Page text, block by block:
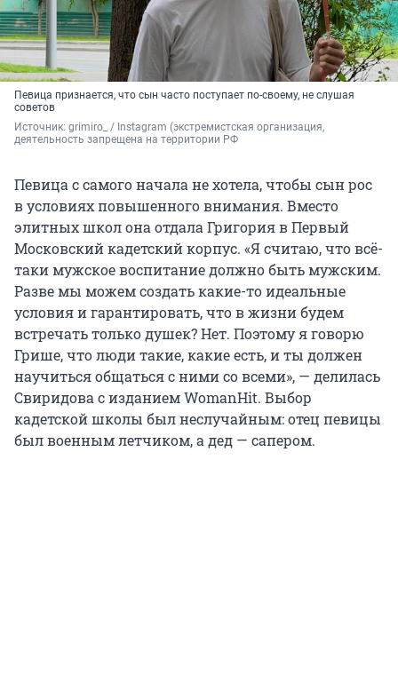
Певица признается, что сын часто поступает по-своему, не слушая
советов
Источник: grimiro_ / Instagram (экстремистская организация,
деятельность запрещена на территории РФ
Певица с самого начала не хотела, чтобы сын рос
в условиях повышенного внимания. Вместо
элитных школ она отдала Григория в Первый
Московский кадетский корпус. «Я считаю, что всё-
таки мужское воспитание должно быть мужским.
Разве мы можем создать какие-то идеальные
условия и гарантировать, что в жизни будем
встречать только душек? Нет. Поэтому я говорю
Грише, что люди такие, какие есть, и ты должен
научиться общаться с ними со всеми», — делилась
Свиридова с изданием WomanHit. Выбор
кадетской школы был неслучайным: отец певицы
был военным летчиком, а дед — сапером.